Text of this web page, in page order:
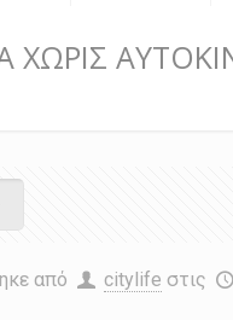
ΧΩΡΙΣ
από citylife στις